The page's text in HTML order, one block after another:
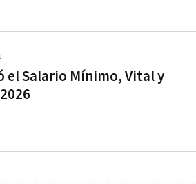
el Salario Mínimo, Vital y